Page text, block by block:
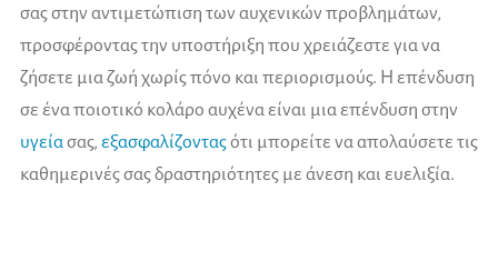
σας στην αντιμετώπιση των αυχενικών προβλημάτων,
προσφέροντας την υποστήριξη που χρειάζεστε για να
ζήσετε μια ζωή χωρίς πόνο και περιορισμούς. Η επένδυση
σε ένα ποιοτικό κολάρο αυχένα είναι μια επένδυση στην
υγεία σας, εξασφαλίζονταςότι μπορείτε να απολαύσετε τις
καθημερινές σας δραστηριότητες με άνεση και ευελιξία.